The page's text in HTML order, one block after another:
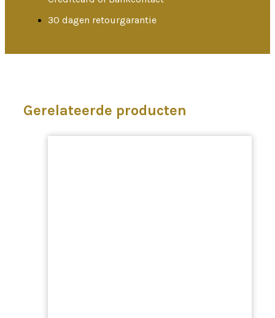
30 dagen retourgarantie
Gerelateerde producten